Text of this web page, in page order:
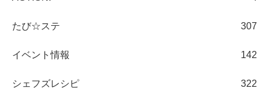
たび☆ステ 307
イベント情報 142
シェフズレシピ 322